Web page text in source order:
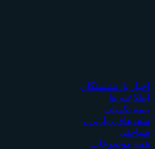
اخبار بازنشستگان
اطلاعیه ها
بیمه تکمیلی
سفرهای زیارتی ،
سیاحتی
همه موضوعات